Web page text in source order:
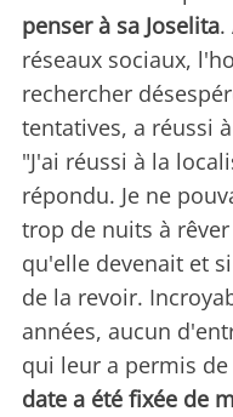
penser à sa Joselita.
réseaux sociaux,
rechercher
tentatives, a réussi
"J'ai réussi à la
répondu. Je ne
trop de nuits à
qu'elle devenait et
de la revoir.
années, aucun
qui leur a permis
date a été fixée de